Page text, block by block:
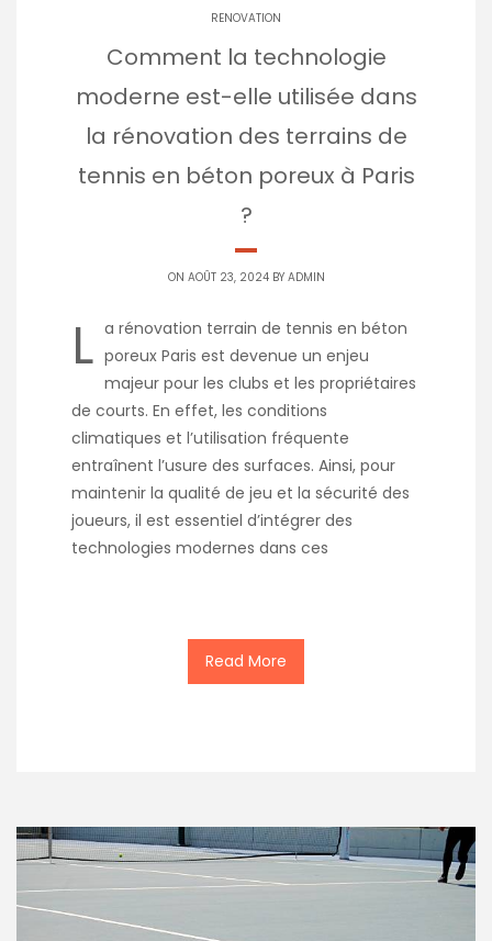
RENOVATION
Comment la technologie
moderne est-elle utilisée dans
la rénovation des terrains de
tennis en béton poreux à Paris
?
ON AOÛT 23, 2024 BY ADMIN
L a rénovation terrain de tennis en béton
poreux Paris est devenue un enjeu
majeur pour les clubs et les propriétaires
de courts. En effet, les conditions
climatiques et l’utilisation fréquente
entraînent l’usure des surfaces. Ainsi, pour
maintenir la qualité de jeu et la sécurité des
joueurs, il est essentiel d’intégrer des
technologies modernes dans ces
Read More